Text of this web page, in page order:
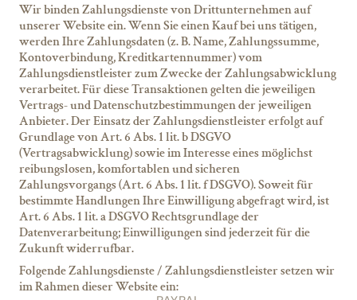
Wir binden Zahlungsdienste von Drittunternehmen auf
unserer Website ein. Wenn Sie einen Kauf bei uns tätigen,
werden Ihre Zahlungsdaten (z. B. Name, Zahlungssumme,
Kontoverbindung, Kreditkartennummer) vom
Zahlungsdienstleister zum Zwecke der Zahlungsabwicklung
verarbeitet. Für diese Transaktionen gelten die jeweiligen
Vertrags- und Datenschutzbestimmungen der jeweiligen
Anbieter. Der Einsatz der Zahlungsdienstleister erfolgt auf
Grundlage von Art. 6 Abs. 1 lit. b DSGVO
(Vertragsabwicklung) sowie im Interesse eines möglichst
reibungslosen, komfortablen und sicheren
Zahlungsvorgangs (Art. 6 Abs. 1 lit. f DSGVO). Soweit für
bestimmte Handlungen Ihre Einwilligung abgefragt wird, ist
Art. 6 Abs. 1 lit. a DSGVO Rechtsgrundlage der
Datenverarbeitung; Einwilligungen sind jederzeit für die
Zukunft widerrufbar.
Folgende Zahlungsdienste / Zahlungsdienstleister setzen wir
im Rahmen dieser Website ein: